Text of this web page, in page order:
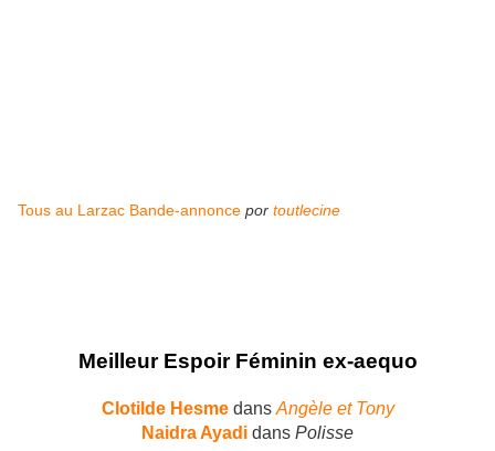
Tous au Larzac Bande-annonce por toutlecine
Meilleur Espoir Féminin ex-aequo
Clotilde Hesmedans Angèle et Tony
Naidra Ayadi dans Polisse